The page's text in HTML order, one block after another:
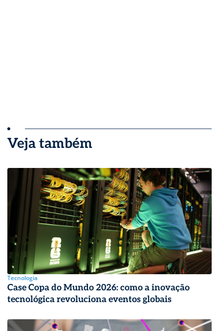
Veja também
Tecnologia
Case Copa do Mundo 2026: como a inovação
tecnológica revoluciona eventos globais